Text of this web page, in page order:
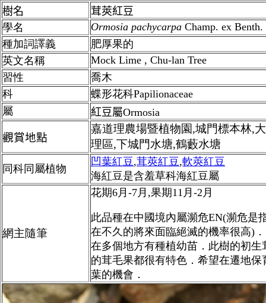
樹名
茸莢紅豆
學名
Ormosia pachycarpa Champ. ex Benth.
種加詞譯義
肥厚果的
英文名稱
Mock Lime , Chu-lan Tree
習性
喬木
科
蝶形花科Papilionaceae
屬
紅豆屬Ormosia
觀賞地點
嘉道理農場暨植物園,城門標本林,
理區,下城門水塘,鶴藪水塘
同科同屬植物
凹葉紅豆,茸莢紅豆,軟莢紅豆
海紅豆是含羞草科海紅豆屬
網主隨筆
花期6月-7月,果期11月-2月
此品種在中國境內屬瀕危EN(瀕危是
在不久的將來面臨絕滅的機率很高)．
在多個地方有種植幼苗．此樹的初生
的茸毛果都很有特色．希望在遷地保
葉的機會．